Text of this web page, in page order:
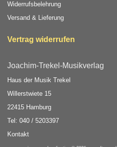
Widerrufsbelehrung
Versand & Lieferung
Vertrag widerrufen
Joachim-Trekel-Musikverlag
Haus der Musik Trekel
Willerstwiete 15
22415 Hamburg
Tel: 040 / 5203397
Kontakt